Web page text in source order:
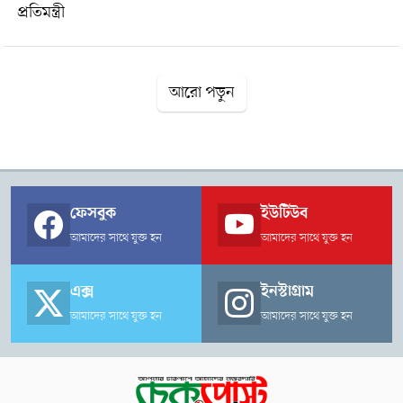
প্রতিমন্ত্রী
আরো পড়ুন
ফেসবুক
আমাদের সাথে যুক্ত হন
ইউটিউব
আমাদের সাথে যুক্ত হন
এক্স
আমাদের সাথে যুক্ত হন
ইনস্টাগ্রাম
আমাদের সাথে যুক্ত হন